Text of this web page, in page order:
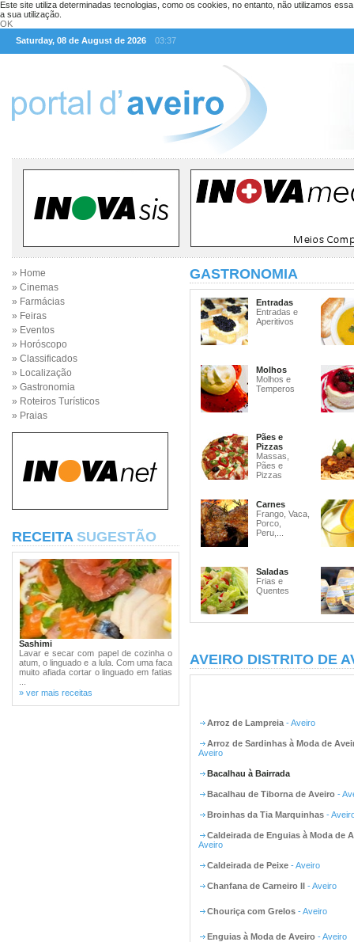
Este site utiliza determinadas tecnologias, como os cookies, no entanto, não utilizamos
a sua utilização.
OK
Saturday, 08 de August de 2026
03:37
» Home
» Cinemas
» Farmácias
» Feiras
» Eventos
» Horóscopo
» Classificados
» Localização
» Gastronomia
» Roteiros Turísticos
» Praias
RECEITA SUGESTÃO
Sashimi
Lavar e secar com papel de cozinha o
atum, o linguado e a lula. Com uma faca
muito afiada cortar o linguado em fatias
» ver mais receitas
GASTRONOMIA
Entradas
Entradas e
Aperitivos
Molhos
Molhos e
Temperos
Pães e
Pizzas
Massas,
Pães e
Pizzas
Carnes
Frango, Vaca,
Porco,
Peru,...
Saladas
Frias e
Quentes
AVEIRO DISTRITO DE
Arroz de Lampreia - Aveiro
Arroz de Sardinhas à Moda de
Aveiro
Bacalhau à Bairrada
Bacalhau de Tiborna de Aveiro -
Broinhas da Tia Marquinhas -
Caldeirada de Enguias à Moda de
Aveiro
Caldeirada de Peixe - Aveiro
Chanfana de Carneiro II - Aveiro
Chouriça com Grelos - Aveiro
Enguias à Moda de Aveiro - Aveiro